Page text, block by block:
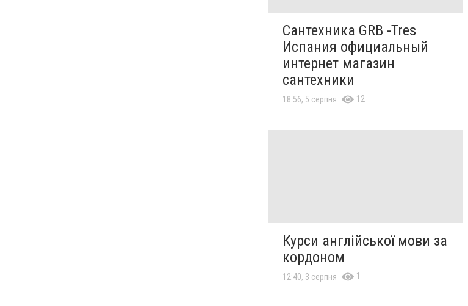
Сантехника GRB -Tres
Испания официальный
интернет магазин
сантехники
18:56, 5 серпня 12
Курси англійської мови за
кордоном
12:40, 3 серпня 1